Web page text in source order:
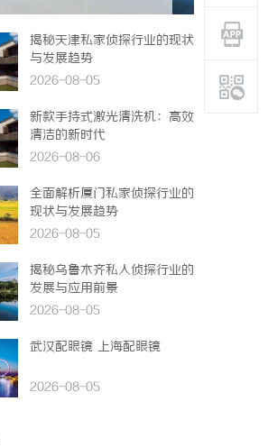
揭秘天津私家侦探行业的现状
与发展趋势
2026-08-05
新款手持式激光清洗机：高效
清洁的新时代
2026-08-06
全面解析厦门私家侦探行业的
现状与发展趋势
2026-08-05
揭秘乌鲁木齐私人侦探行业的
发展与应用前景
2026-08-05
武汉配眼镜 上海配眼镜
2026-08-05